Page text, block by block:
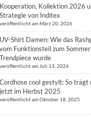
Kooperation, Kollektion 2026
Strategie von Inditex
veröffentlicht am März 20, 2026
UV-Shirt Damen: Wie das
vom Funktionsteil zum
Trendpiece wurde
veröffentlicht am Juli 13, 2026
Cordhose cool gestylt: So trägt
jetzt im Herbst 2025
veröffentlicht am Oktober 18, 2025